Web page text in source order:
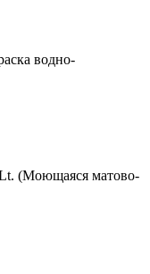
водно-
(Моющаяся матово-